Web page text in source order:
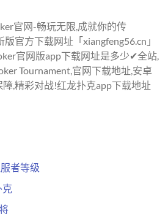
官网-畅玩无限,成就你的传
官方下载网址「xiangfeng56.cn」
官网版app下载网址是多少✔全站,
Tournament,官网下载地址,安卓
,精彩对战!红龙扑克app下载地址
者等级
克